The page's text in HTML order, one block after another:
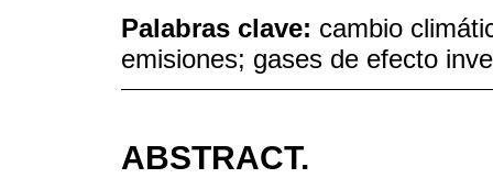
Palabras clave: cambio
emisiones; gases de efecto
ABSTRACT.